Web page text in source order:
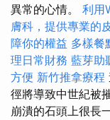
異常的心情。 利用
膚科，提供專業的
障你的權益 多樣餐
理日常財務 藍芽助
方便 新竹推拿療程
徑將導致中世紀被
崩潰的石頭上很長